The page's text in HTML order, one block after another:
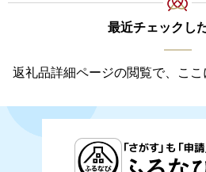
最近チェックし
返礼品詳細ページの閲覧で、ここ